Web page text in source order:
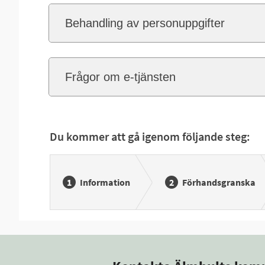
Behandling av personuppgifter
Frågor om e-tjänsten
Du kommer att gå igenom följande steg:
Information Förhandsgranska